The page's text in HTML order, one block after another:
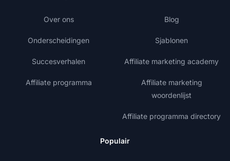
Over ons
Onderscheidingen
Succesverhalen
Affiliate programma
Blog
Sjablonen
Affiliate marketing academy
Affiliate marketing
woordenlijst
Affiliate programma directory
Populair